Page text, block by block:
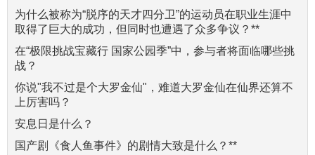
为什么被称为“脱序的天才四分卫”的运动员在职业生涯中
取得了巨大的成功，但同时也遭遇了众多争议？**
在“极限挑战宝藏行 国家公园季”中，参与者将面临哪些挑
战？
你说"我不过是个大罗金仙"，难道大罗金仙在仙界还算不
上厉害吗？
安息日是什么？
国产剧《食人鱼事件》的剧情大致是什么？**